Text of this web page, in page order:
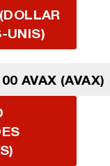
UNIS)
AVAX (AVAX)